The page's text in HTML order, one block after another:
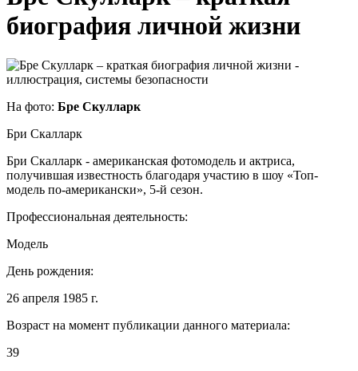
биография личной жизни
На фото: Бре Скулларк
Бри Скалларк
Бри Скалларк - американская фотомодель и актриса,
получившая известность благодаря участию в шоу «Топ-
модель по-американски», 5-й сезон.
Профессиональная деятельность:
Модель
День рождения:
26 апреля 1985 г.
Возраст на момент публикации данного материала:
39